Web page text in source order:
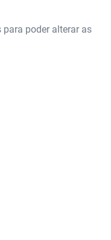
poder alterar as